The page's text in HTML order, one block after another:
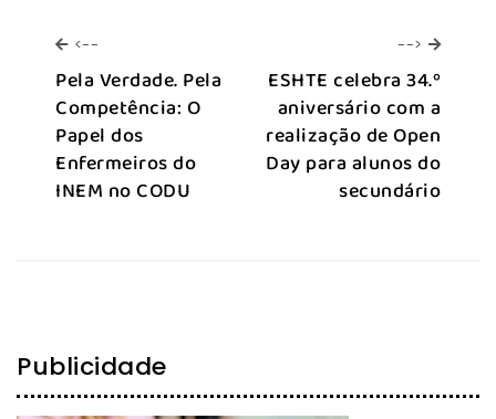
<--
Pela Verdade. Pela
Competência: O
Papel dos
Enfermeiros do
INEM no CODU
--> -->
ESHTE celebra 34.º
aniversário com a
realização de Open
Day para alunos do
secundário
Publicidade